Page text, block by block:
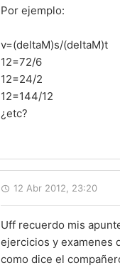
Por ejemplo:
v=(deltaM)s/(deltaM)t
12=72/6
12=24/2
12=144/12
¿etc?
12 Abr 2012, 23:20
Uff recuerdo mis
ejercicios y examenes
como dice el